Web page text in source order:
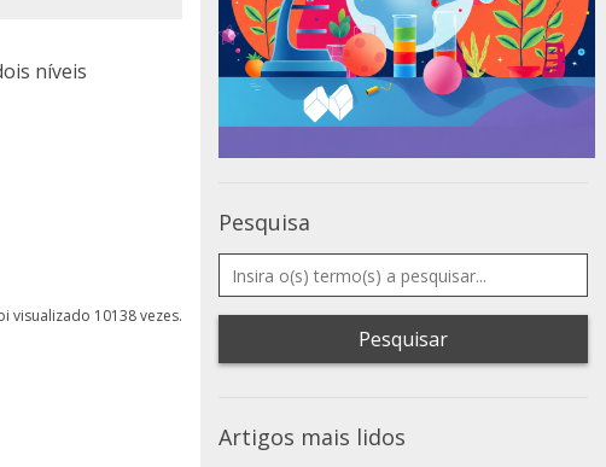
níveis
visualizado 10138 vezes.
Pesquisa
Pesquisar
Artigos mais lidos